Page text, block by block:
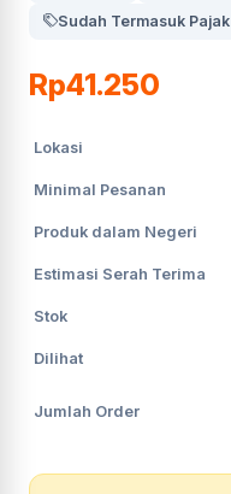
Sudah Termasuk Pajak
Rp41.250
Lokasi
Minimal Pesanan
Produk dalam Negeri
Estimasi Serah Terima
Stok
Dilihat
Jumlah Order